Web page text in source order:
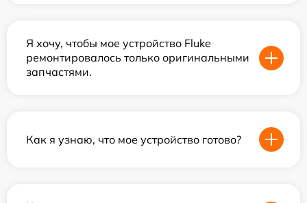
Я хочу, чтобы мое устройство Fluke
ремонтировалось только оригинальными
запчастями.
Как я узнаю, что мое устройство готово?